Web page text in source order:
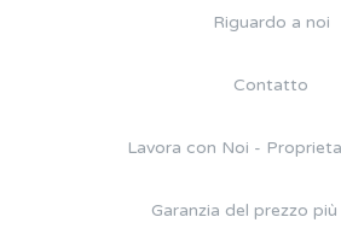
Riguardo a noi
Contatto
Lavora con Noi -
Garanzia del prezzo